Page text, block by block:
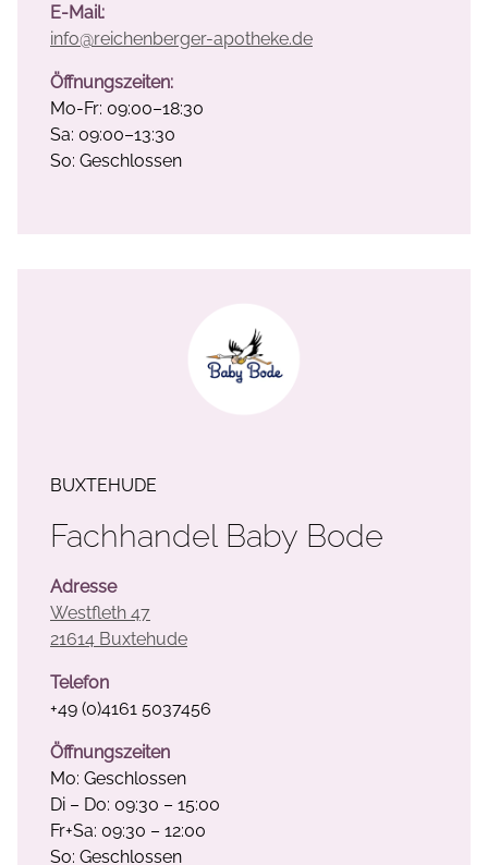
E-Mail:
info@reichenberger-apotheke.de
Öffnungszeiten:
Mo-Fr: 09:00–18:30
Sa: 09:00–13:30
So: Geschlossen
BUXTEHUDE
Fachhandel Baby Bode
Adresse
Westfleth 47
21614 Buxtehude
Telefon
+49 (0)4161 5037456
Öffnungszeiten
Mo: Geschlossen
Di – Do: 09:30 – 15:00
Fr+Sa: 09:30 – 12:00
So: Geschlossen